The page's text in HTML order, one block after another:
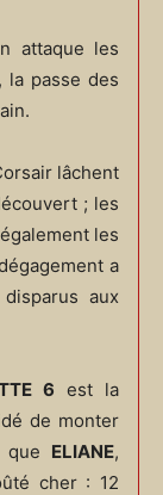
attaque les
passe des
lâchent
; les
les
a
aux
6 est la
de monter
que ELIANE,
cher : 12